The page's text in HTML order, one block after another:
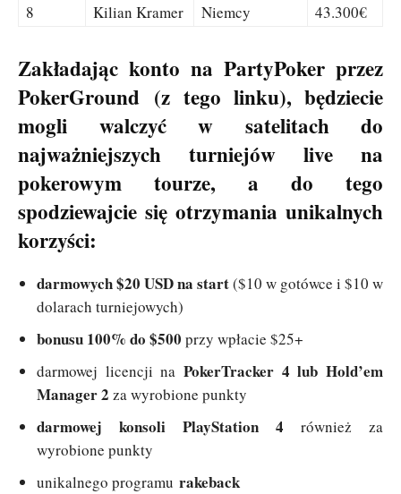
8
Kilian Kramer Niemcy 43.300€
Zakładając konto na PartyPoker przez
PokerGround (z tego linku), będziecie
mogli walczyć w satelitach do
najważniejszych turniejów live na
pokerowym tourze, a do tego
spodziewajcie się otrzymania unikalnych
korzyści:
darmowych $20 USD na start($10 w gotówce i $10 w
dolarach turniejowych)
bonusu 100% do $500 przy wpłacie $25+
darmowej licencji na PokerTracker 4 lub Hold’em
Manager 2 za wyrobione punkty
darmowej konsoli PlayStation 4 również za
wyrobione punkty
unikalnego programu rakeback